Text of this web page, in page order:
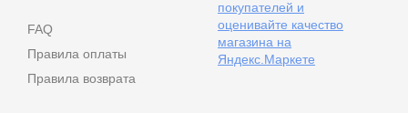
FAQ
Правила оплаты
Правила возврата